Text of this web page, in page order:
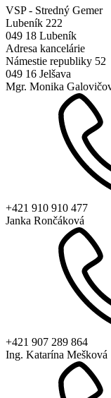
VSP - Stredný Gemer
Lubeník 222
049 18 Lubeník
Adresa kancelárie
Námestie republiky 52
049 16 Jelšava
Mgr. Monika
+421 910 910 477
Janka Rončáková
+421 907 289 864
Ing. Katarína Mešková